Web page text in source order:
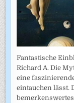
Fantastische
Richard A. Die
eine
eintauchen lässt.